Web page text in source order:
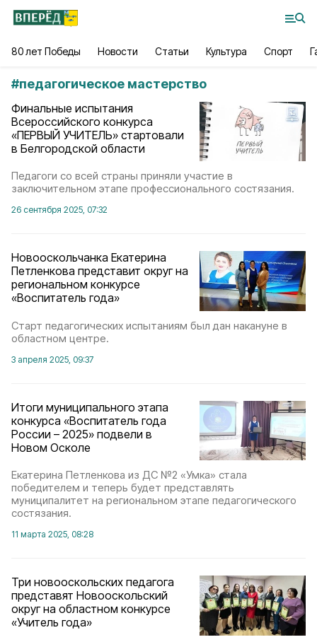
80 лет Победы Новости Статьи Культура Спорт
#педагогическое мастерство
Финальные испытания
Всероссийского конкурса
«ПЕРВЫЙ УЧИТЕЛЬ» стартовали
в Белгородской области
Педагоги со всей страны приняли участие в
заключительном этапе профессионального состязания.
26 сентября 2025, 07:32
Новооскольчанка Екатерина
Петленкова представит округ на
региональном конкурсе
«Воспитатель года»
Старт педагогических испытаниям был дан накануне в
областном центре.
3 апреля 2025, 09:37
Итоги муниципального этапа
конкурса «Воспитатель года
России – 2025» подвели в
Новом Осколе
Екатерина Петленкова из ДС №2 «Умка» стала
победителем и теперь будет представлять
муниципалитет на региональном этапе педагогического
состязания.
11 марта 2025, 08:28
Три новооскольских педагога
представят Новооскольский
округ на областном конкурсе
«Учитель года»